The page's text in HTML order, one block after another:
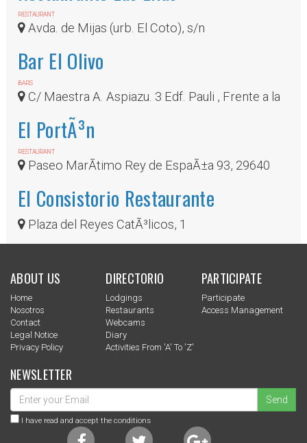
RESTAURANT
Avda. de Mijas (urb. El Coto), s/n
Bar El Olivo
BARS
C/ Maestra A. Aspiazu. 3 Edf. Pauli , Frente a la
fuente de los caballos
El PortÃ³n
RESTAURANT
Paseo MarÃ­timo Rey de EspaÃ±a 93, 29640
El Consistorio Restaurante
Plaza del Reyes CatÃ³licos, 1
ABOUT US
Home
Nosotros
Contact
Legal Notice
Privacy Policy
DIRECTORIO
Lodgings
Restaurants
Webcams
Diary
Activities From 'a' To 'z'
PARTICIPATE
Participate
Access Management
NEWSLETTER
Send
I have read and accept the conditions